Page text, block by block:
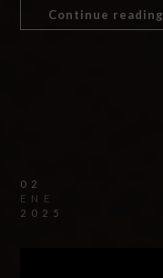
Continue reading
02
ENE
2025